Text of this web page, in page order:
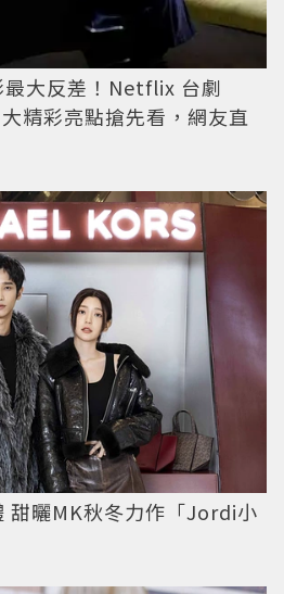
最大反差！Netflix 台劇
精彩亮點搶先看，網友直
甜曬MK秋冬力作「Jordi小